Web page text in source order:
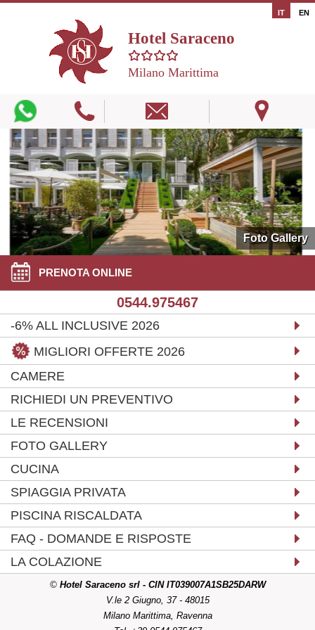
IT EN
Hotel Saraceno
Milano Marittima
Foto Gallery
PRENOTA ONLINE
0544.975467
-6% ALL INCLUSIVE 2026
MIGLIORI OFFERTE 2026
CAMERE
RICHIEDI UN PREVENTIVO
LE RECENSIONI
FOTO GALLERY
CUCINA
SPIAGGIA PRIVATA
PISCINA RISCALDATA
FAQ - DOMANDE E RISPOSTE
LA COLAZIONE
©Hotel Saraceno srl - CIN IT039007A1SB25DARW
V.le 2 Giugno, 37 - 48015
Milano Marittima, Ravenna